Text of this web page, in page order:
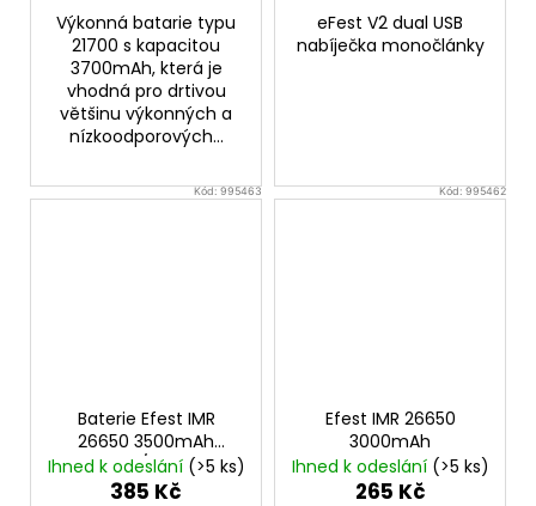
Výkonná batarie typu
21700 s kapacitou
3700mAh, která je
vhodná pro drtivou
většinu výkonných a
nízkoodporových...
eFest V2 dual USB
nabíječka monočlánky
Kód:995463
Baterie Efest IMR
26650 3500mAh
32A/64A
Ihned k odeslání (>5 ks)
385 Kč
Kód:995462
Efest IMR 26650
3000mAh
Ihned k odeslání (>5 ks)
265 Kč